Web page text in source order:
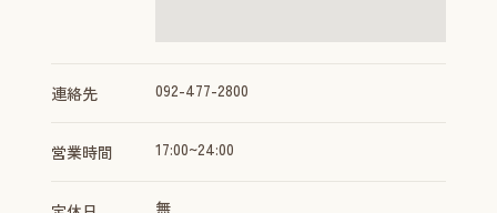
連絡先 092-477-2800
営業時間 17:00~24:00
無